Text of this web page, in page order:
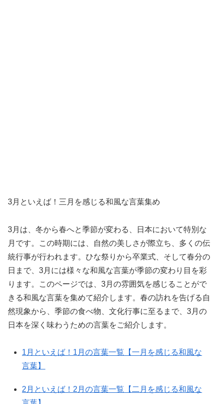
3月といえば！三月を感じる和風な言葉集め
3月は、冬から春へと季節が変わる、日本において特別な
月です。この時期には、自然の美しさが際立ち、多くの伝
統行事が行われます。ひな祭りから卒業式、そして春分の
日まで、3月には様々な和風な言葉が季節の変わり目を彩
ります。このページでは、3月の雰囲気を感じることがで
きる和風な言葉を集めて紹介します。春の訪れを告げる自
然現象から、季節の食べ物、文化行事に至るまで、3月の
日本を深く味わうための言葉をご紹介します。
1月といえば！1月の言葉一覧【一月を感じる和風な
言葉】
2月といえば！2月の言葉一覧【二月を感じる和風な